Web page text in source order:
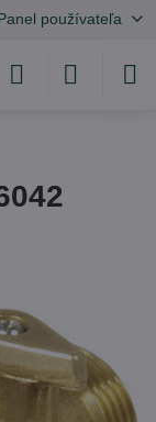
používateľa